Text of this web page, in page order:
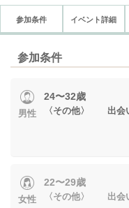
参加条件 イベント詳細
参加条件
男性
24〜32歳
〈その他〉 出会
女性
22〜29歳
〈その他〉 出会